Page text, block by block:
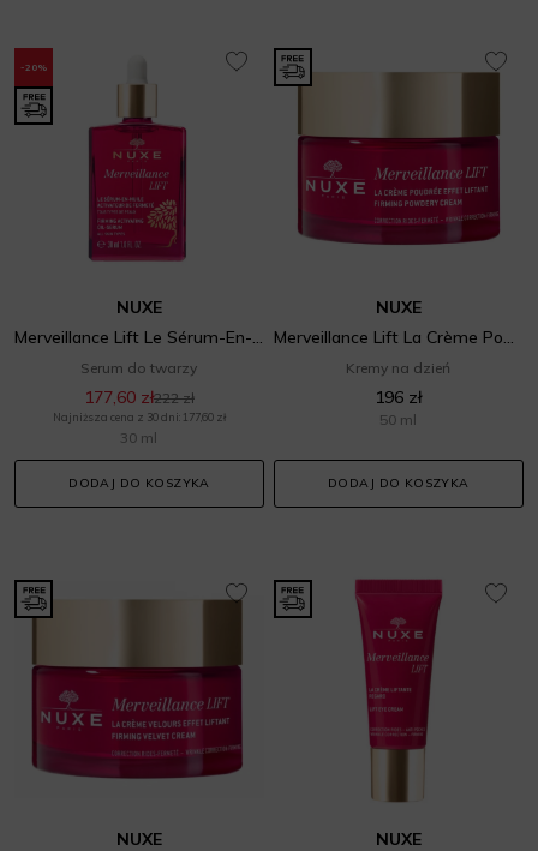
-20%
NUXE
Merveillance Lift Le Sérum-En-Huile
Serum do twarzy
177,60 zł222 zł
Najniższa cena z 30 dni: 177,60 zł
30 ml
DODAJ DO KOSZYKA
NUXE
Merveillance Lift La Crème Poudrée Effet Liftant
Kremy na dzień
196 zł
50 ml
DODAJ DO KOSZYKA
NUXE
NUXE